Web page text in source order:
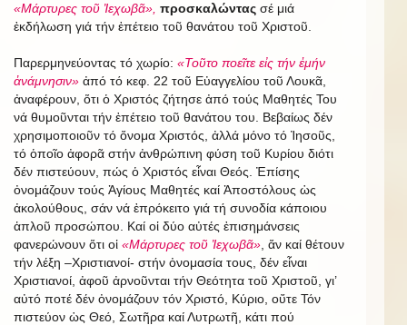
«Μάρτυρες τοῦ Ἰεχωβᾶ», προσκαλώντας σέ μιά
ἐκδήλωση γιά τήν ἐπέτειο τοῦ θανάτου τοῦ Χριστοῦ.
Παρερμηνεύοντας τό χωρίο: «Τοῦτο ποεῖτε εἰς τήν ἐμήν
ἀνάμνησιν» ἀπό τό κεφ. 22 τοῦ Εὐαγγελίου τοῦ Λουκᾶ,
ἀναφέρουν, ὅτι ὁ Χριστός ζήτησε ἀπό τούς Μαθητές Του
νά θυμοῦνται τήν ἐπέτειο τοῦ θανάτου του. Βεβαίως δέν
χρησιμοποιοῦν τό ὄνομα Χριστός, ἀλλά μόνο τό Ἰησοῦς,
τό ὁποῖο ἀφορᾶ στήν ἀνθρώπινη φύση τοῦ Κυρίου διότι
δέν πιστεύουν, πώς ὁ Χριστός εἶναι Θεός. Ἐπίσης
ὀνομάζουν τούς Ἁγίους Μαθητές καί Ἀποστόλους ὡς
ἀκολούθους, σάν νά ἐπρόκειτο γιά τή συνοδία κάποιου
ἁπλοῦ προσώπου. Καί οἱ δύο αὐτές ἐπισημάνσεις
φανερώνουν ὅτι οἱ «Μάρτυρες τοῦ Ἰεχωβᾶ» , ἄν καί θέτουν
τήν λέξη –Χριστιανοί- στήν ὀνομασία τους, δέν εἶναι
Χριστιανοί, ἀφοῦ ἀρνοῦνται τήν Θεότητα τοῦ Χριστοῦ, γι’
αὐτό ποτέ δέν ὀνομάζουν τόν Χριστό, Κύριο, οὔτε Τόν
πιστεύον ὡς Θεό, Σωτῆρα καί Λυτρωτῆ, κάτι πού